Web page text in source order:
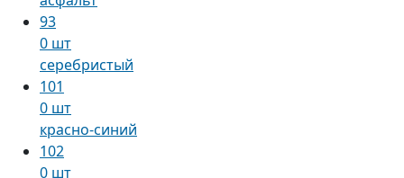
93
0 шт
серебристый
101
0 шт
красно-синий
102
0 шт